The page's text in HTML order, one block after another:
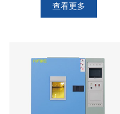
航空航天等领域的产品测试。
以下是一些相关介绍： 主要功
度范围。 湿度控制： 部分设备
还具备湿度控制功能，模拟不
同湿度条件下的环境。 测试标
准： 符合多种测试标准，如
MIL-STD、IEC、GB等。 结构
查看更多